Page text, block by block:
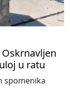
Oskrnavljen
u ratu
spomenika